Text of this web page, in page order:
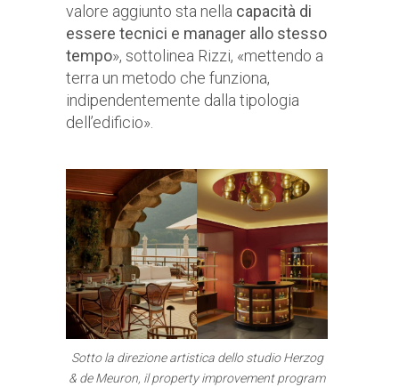
valore aggiunto sta nella capacità di
essere tecnici e manager allo stesso
tempo», sottolinea Rizzi, «mettendo a
terra un metodo che funziona,
indipendentemente dalla tipologia
dell’edificio».
Sotto la direzione artistica dello studio Herzog
& de Meuron, il property improvement program